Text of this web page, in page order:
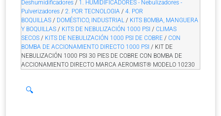
Deshumidificadores / 1. HUMIDIFICADORES - Nebulizadores -
Pulverizadores / 2. POR TECNOLOGIA / 4. POR
BOQUILLAS / DOMÉSTICO, INDUSTRIAL / KITS BOMBA, MANGUERA
Y BOQUILLAS / KITS DE NEBULIZACIÓN 1000 PSI / CLIMAS
SECOS / KITS DE NEBULIZACIÓN 1000 PSI DE COBRE / CON
BOMBA DE ACCIONAMIENTO DIRECTO 1000 PSI / KIT DE
NEBULIZACIÓN 1000 PSI 30 PIES DE COBRE CON BOMBA DE
ACCIONAMIENTO DIRECTO MARCA AEROMIST® MODELO 10230
🔍